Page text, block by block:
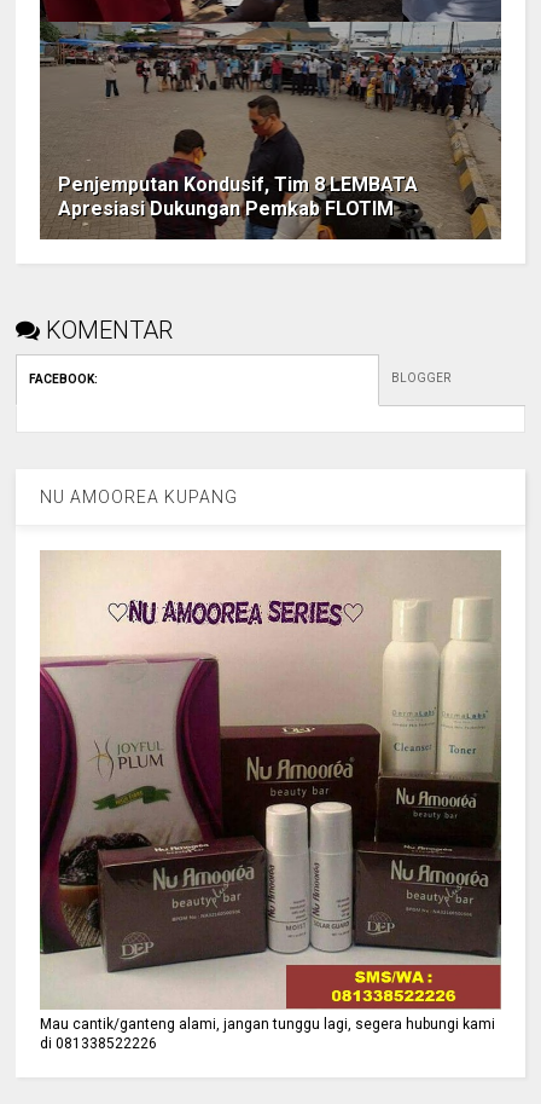
Penjemputan Kondusif, Tim 8 LEMBATA
Apresiasi Dukungan Pemkab FLOTIM
KOMENTAR
FACEBOOK: BLOGGER
NU AMOOREA KUPANG
Mau cantik/ganteng alami, jangan tunggu lagi, segera hubungi kami
di 081338522226